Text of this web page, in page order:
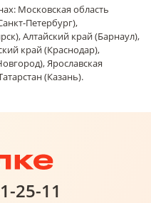
Московская область
Петербург),
Алтайский край (Барнаул),
край (Краснодар),
Ярославская
(Казань).
25-11